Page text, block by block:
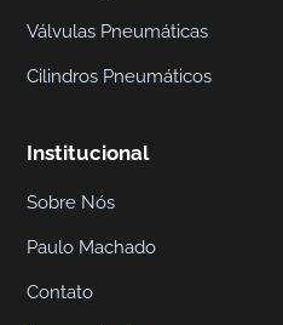
Válvulas Pneumáticas
Cilindros Pneumáticos
Institucional
Sobre Nós
Paulo Machado
Contato